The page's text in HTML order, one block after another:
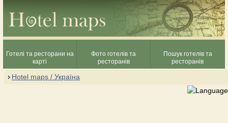
Готелі та ресторани на
карті
Фото готелів та
ресторанів
Пошук готелів та
ресторанів
Hotel maps / Україна